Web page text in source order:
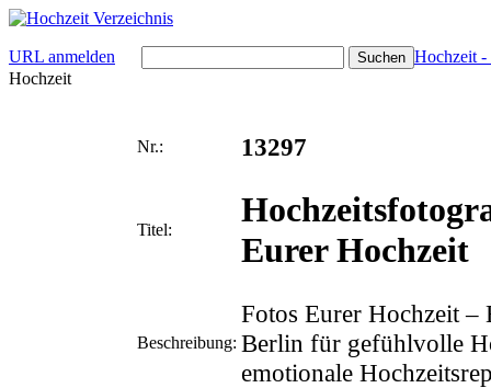
URL anmelden
Hochzeit -
Hochzeit
Nr.: 13297
Titel:
Eurer Hochzeit
Beschreibung:
Fotos Eurer Hochzeit
Berlin für gefühlvolle
emotionale